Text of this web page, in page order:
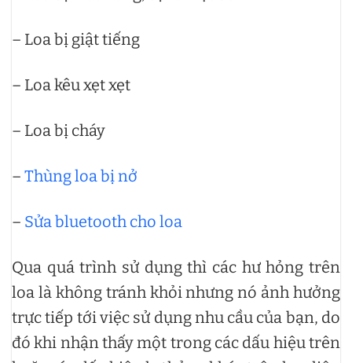
– Loa bị giật tiếng
– Loa kêu xẹt xẹt
– Loa bị cháy
– Thùng loa bị nở
– Sửa bluetooth cho loa
Qua quá trình sử dụng thì các hư hỏng trên
loa là không tránh khỏi nhưng nó ảnh hưởng
trực tiếp tới việc sử dụng nhu cầu của bạn, do
đó khi nhận thấy một trong các dấu hiệu trên